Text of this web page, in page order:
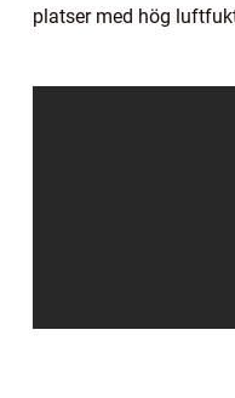
platser med hög